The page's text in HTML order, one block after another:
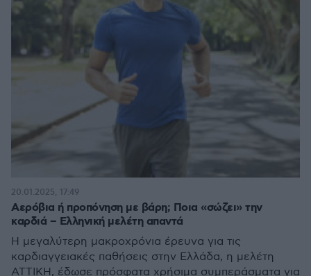
Αερόβια ή προπόνηση με βάρη; Ποια «σώζει» την
καρδιά – Ελληνική μελέτη απαντά
Η μεγαλύτερη μακροχρόνια έρευνα για τις
καρδιαγγειακές παθήσεις στην Ελλάδα, η μελέτη
ΑΤΤΙΚΗ, έδωσε πρόσφατα χρήσιμα συμπεράσματα για
20.01.2025, 17:49